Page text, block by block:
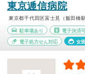
東京逓信病院
東京都千代田区富士見（飯田橋
駐車場あり 電子決済
電子処方せん対応 女